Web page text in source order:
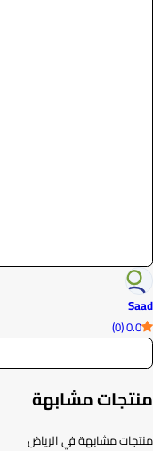
Saad
0.0 (0)
منتجات مشابهة
منتجات مشابهة في الرياض